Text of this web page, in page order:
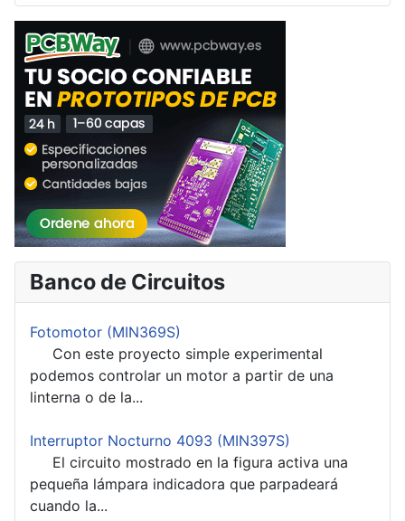
Banco de Circuitos
Fotomotor (MIN369S)
Con este proyecto simple experimental
podemos controlar un motor a partir de una
linterna o de la...
Interruptor Nocturno 4093 (MIN397S)
El circuito mostrado en la figura activa una
pequeña lámpara indicadora que parpadeará
cuando la...